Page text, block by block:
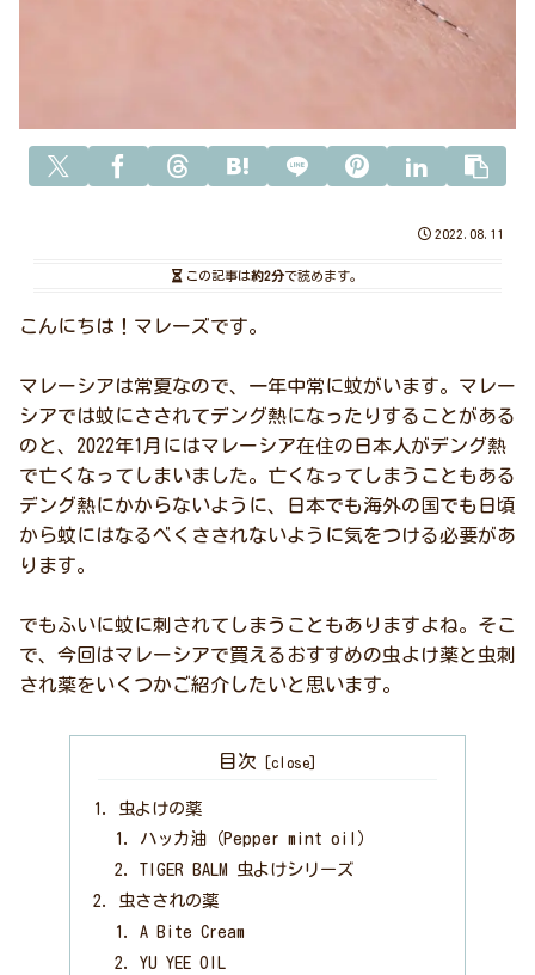
2022.08.11
この記事は約2分で読めます。
こんにちは！マレーズです。
マレーシアは常夏なので、一年中常に蚊がいます。マレー
シアでは蚊にさされてデング熱になったりすることがある
のと、2022年1月にはマレーシア在住の日本人がデング熱
で亡くなってしまいました。亡くなってしまうこともある
デング熱にかからないように、日本でも海外の国でも日頃
から蚊にはなるべくさされないように気をつける必要があ
ります。
でもふいに蚊に刺されてしまうこともありますよね。そこ
で、今回はマレーシアで買えるおすすめの虫よけ薬と虫刺
され薬をいくつかご紹介したいと思います。
目次
虫よけの薬
ハッカ油（Pepper mint oil）
TIGER BALM 虫よけシリーズ
虫さされの薬
A Bite Cream
YU YEE OIL